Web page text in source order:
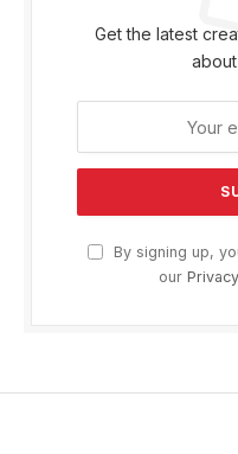
Get the latest
By signing up,
our